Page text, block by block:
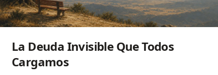
La Deuda Invisible Que Todos
Cargamos